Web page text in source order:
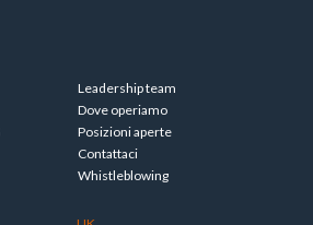
Leadership team
Dove operiamo
Posizioni aperte
Contattaci
Whistleblowing